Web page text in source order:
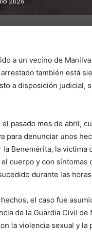
a un vecino de
también está
a disposición judicial,
pasado mes de abril,
para denunciar unos
Benemérita, la
cuerpo y con síntomas
durante las
el caso fue
de la Guardia Civil
la violencia sexual y